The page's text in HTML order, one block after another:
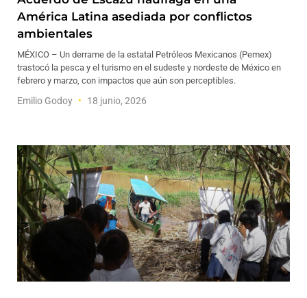
América Latina asediada por conflictos
ambientales
MÉXICO – Un derrame de la estatal Petróleos Mexicanos (Pemex)
trastocó la pesca y el turismo en el sudeste y nordeste de México en
febrero y marzo, con impactos que aún son perceptibles.
Emilio Godoy 18 junio, 2026